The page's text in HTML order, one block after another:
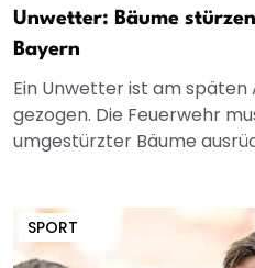
Unwetter: Bäume
Bayern
Ein Unwetter ist am
gezogen. Die Feuerwehr
umgestürzter Bäume
SPORT